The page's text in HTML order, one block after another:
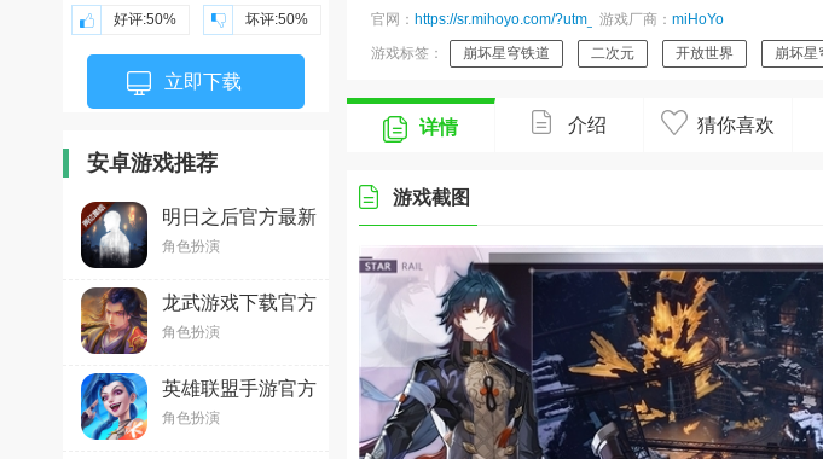
好评:50% 坏评:50%
立即下载
安卓游戏推荐
明日之后官方最新
版v5.0.679安卓版
角色扮演
龙武游戏下载官方
最新版本v1.64.1
角色扮演
英雄联盟手游官方
版2026最新版
v7.0.0.9454
角色扮演
官网： https://sr.mihoyo.com/?utm_source=tap
游戏厂商： miHoYo
游戏标签：
崩坏星穹铁道 二次元 开放世界 崩坏星
详情 介绍 猜你喜欢
游戏截图